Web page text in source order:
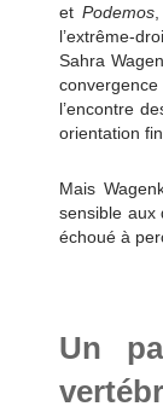
et Podemos
l’extrême-
Sahra
l’encontre
orientation
Mais
sensible aux
échoué à
Un